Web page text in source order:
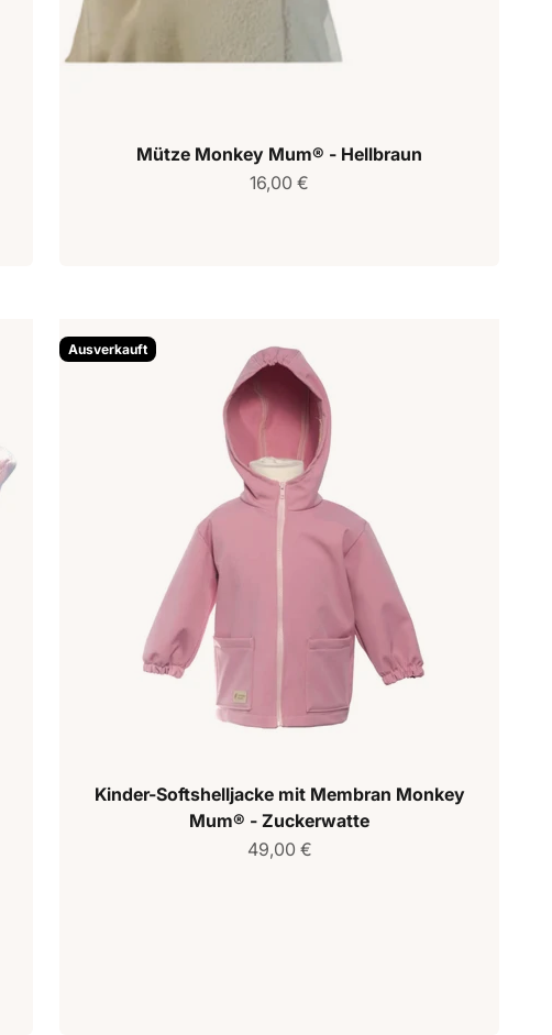
Mütze Monkey Mum® - Hellbraun
Verkaufspreis
16,00 €
Ausverkauft
Kinder-Softshelljacke mit Membran Monkey
Mum® - Zuckerwatte
Verkaufspreis
49,00 €